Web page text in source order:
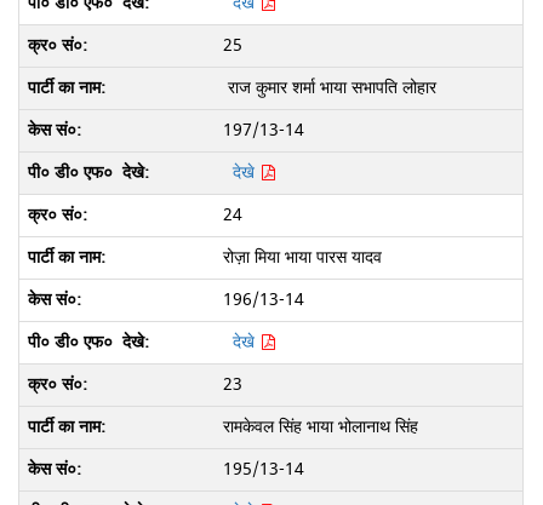
25
राज कुमार शर्मा भाया सभापति लोहार
197/13-14
देखे
24
रोज़ा मिया भाया पारस यादव
196/13-14
देखे
23
रामकेवल सिंह भाया भोलानाथ सिंह
195/13-14